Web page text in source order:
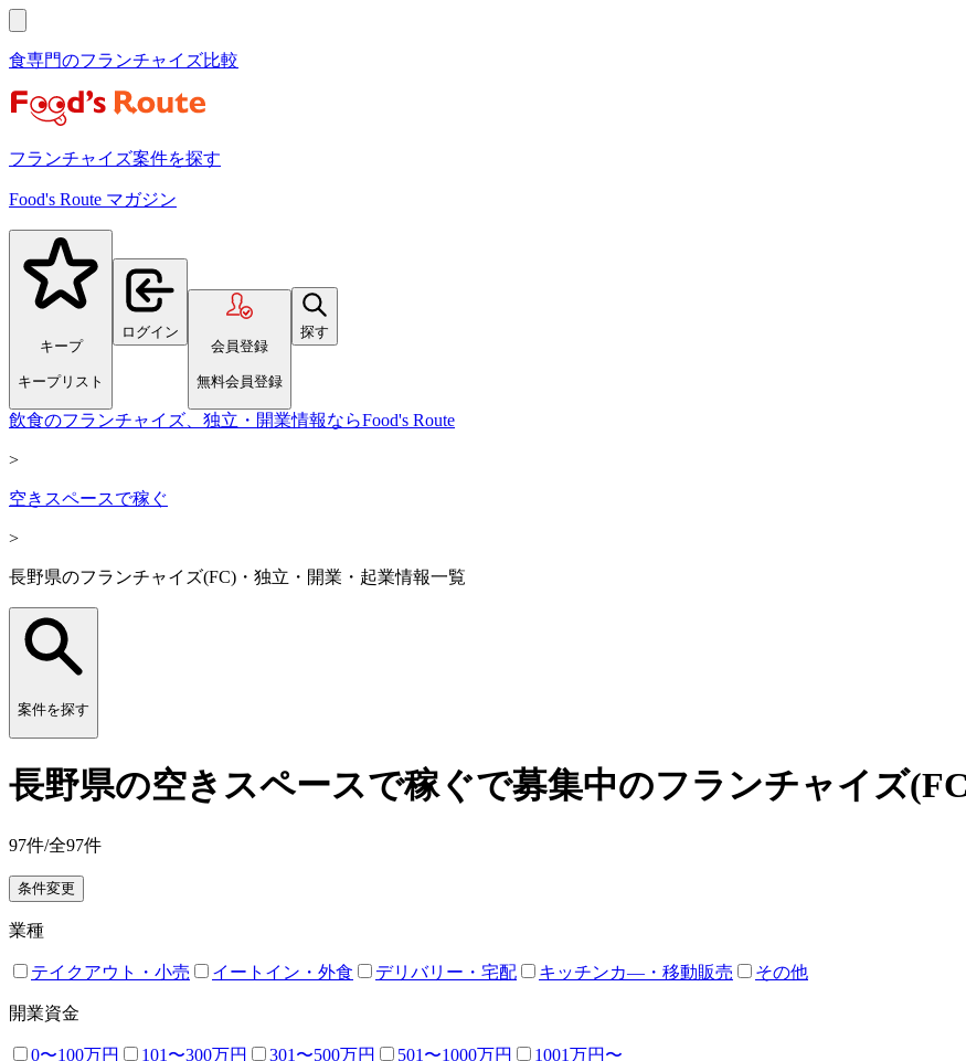
食専門のフランチャイズ比較
フランチャイズ案件を探す
Food's Route マガジン
キープ
キープリスト
ログイン
会員登録
無料会員登録
探す
飲食のフランチャイズ、独立・開業情報ならFood's Route
>
空きスペースで稼ぐ
>
長野県のフランチャイズ(FC)・独立・開業・起業情報一覧
案件を探す
長野県の空きスペースで稼ぐで募集中のフランチャイズ
97件/全97件
条件変更
業種
テイクアウト・小売 イートイン・外食 デリバリー・宅配 キッチンカ―・移動販売 その他
開業資金
0〜100万円 101〜300万円 301〜500万円 501〜1000万円 1001万円〜